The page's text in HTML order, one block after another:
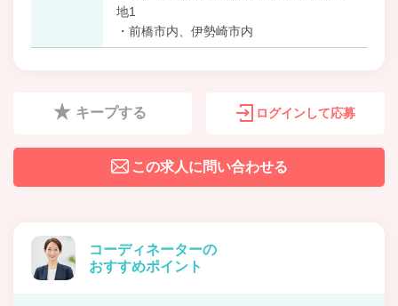
地1
・前橋市内、伊勢崎市内
キープする ログインして応募
この求人に問い合わせる
コーディネーターの
おすすめポイント